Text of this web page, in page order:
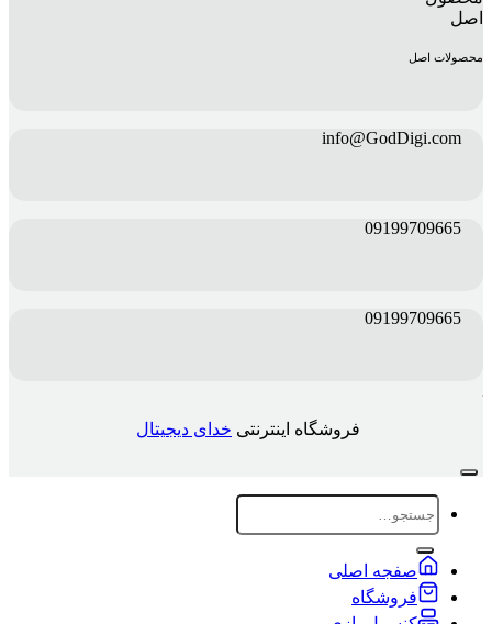
محصولات اصل
info@GodDigi.com
09199709665
09199709665
فروشگاه اینترنتی خدای دیجیتال
جستجو
برای:
صفجه اصلی
فروشگاه